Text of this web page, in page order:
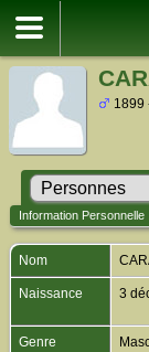
1899
Information Personnelle
Nom
Naissance 3
Genre